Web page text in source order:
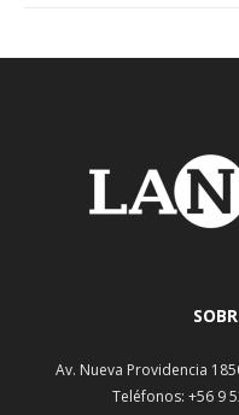
Av. Nueva Providencia
Teléfonos: +56 9